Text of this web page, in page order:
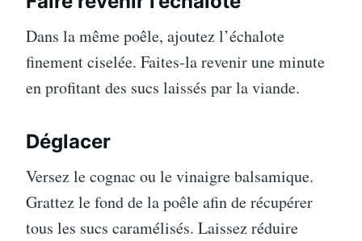
Dans la même poêle, ajoutez l’échalote
finement ciselée. Faites-la revenir une minute
en profitant des sucs laissés par la viande.
Déglacer
Versez le cognac ou le vinaigre balsamique.
Grattez le fond de la poêle afin de récupérer
tous les sucs caramélisés. Laissez réduire